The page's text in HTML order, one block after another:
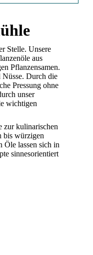
Stelle. Unsere
aus
Pflanzensamen.
Nüsse. Durch die
Pressung ohne
unser
wichtigen
zur kulinarischen
bis würzigen
Öle lassen sich in
sinnesorientiert